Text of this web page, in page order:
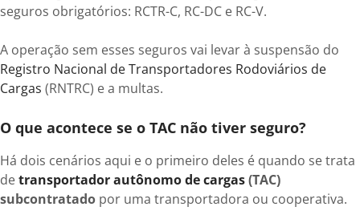
seguros obrigatórios: RCTR-C, RC-DC e RC-V.
A operação sem esses seguros vai levar à suspensão do
Registro Nacional de Transportadores Rodoviários de
Cargas (RNTRC) e a multas.
O que acontece se o TAC não tiver seguro?
Há dois cenários aqui e o primeiro deles é quando se trata
detransportador autônomo de cargas(TAC)
subcontratado por uma transportadora ou cooperativa.